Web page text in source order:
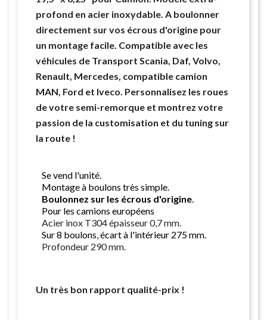
profond en acier inoxydable. A boulonner
directement sur vos écrous d'origine pour
un montage facile. Compatible avec les
véhicules de Transport Scania, Daf, Volvo,
Renault, Mercedes, compatible camion
MAN, Ford et Iveco. Personnalisez les roues
de votre semi-remorque et montrez votre
passion de la customisation et du tuning sur
la route !
Se vend l'unité.
Montage à boulons très simple.
Boulonnez sur les écrous d'origine.
Pour les camions européens
Acier inox T304 épaisseur 0,7 mm.
Sur 8 boulons, écart à l'intérieur 275 mm.
Profondeur 290 mm.
Un très bon rapport qualité-prix !